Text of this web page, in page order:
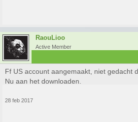
RaouLioo
Active Member
Ff US account aangemaakt, niet gedacht
Nu aan het downloaden.
28 feb 2017